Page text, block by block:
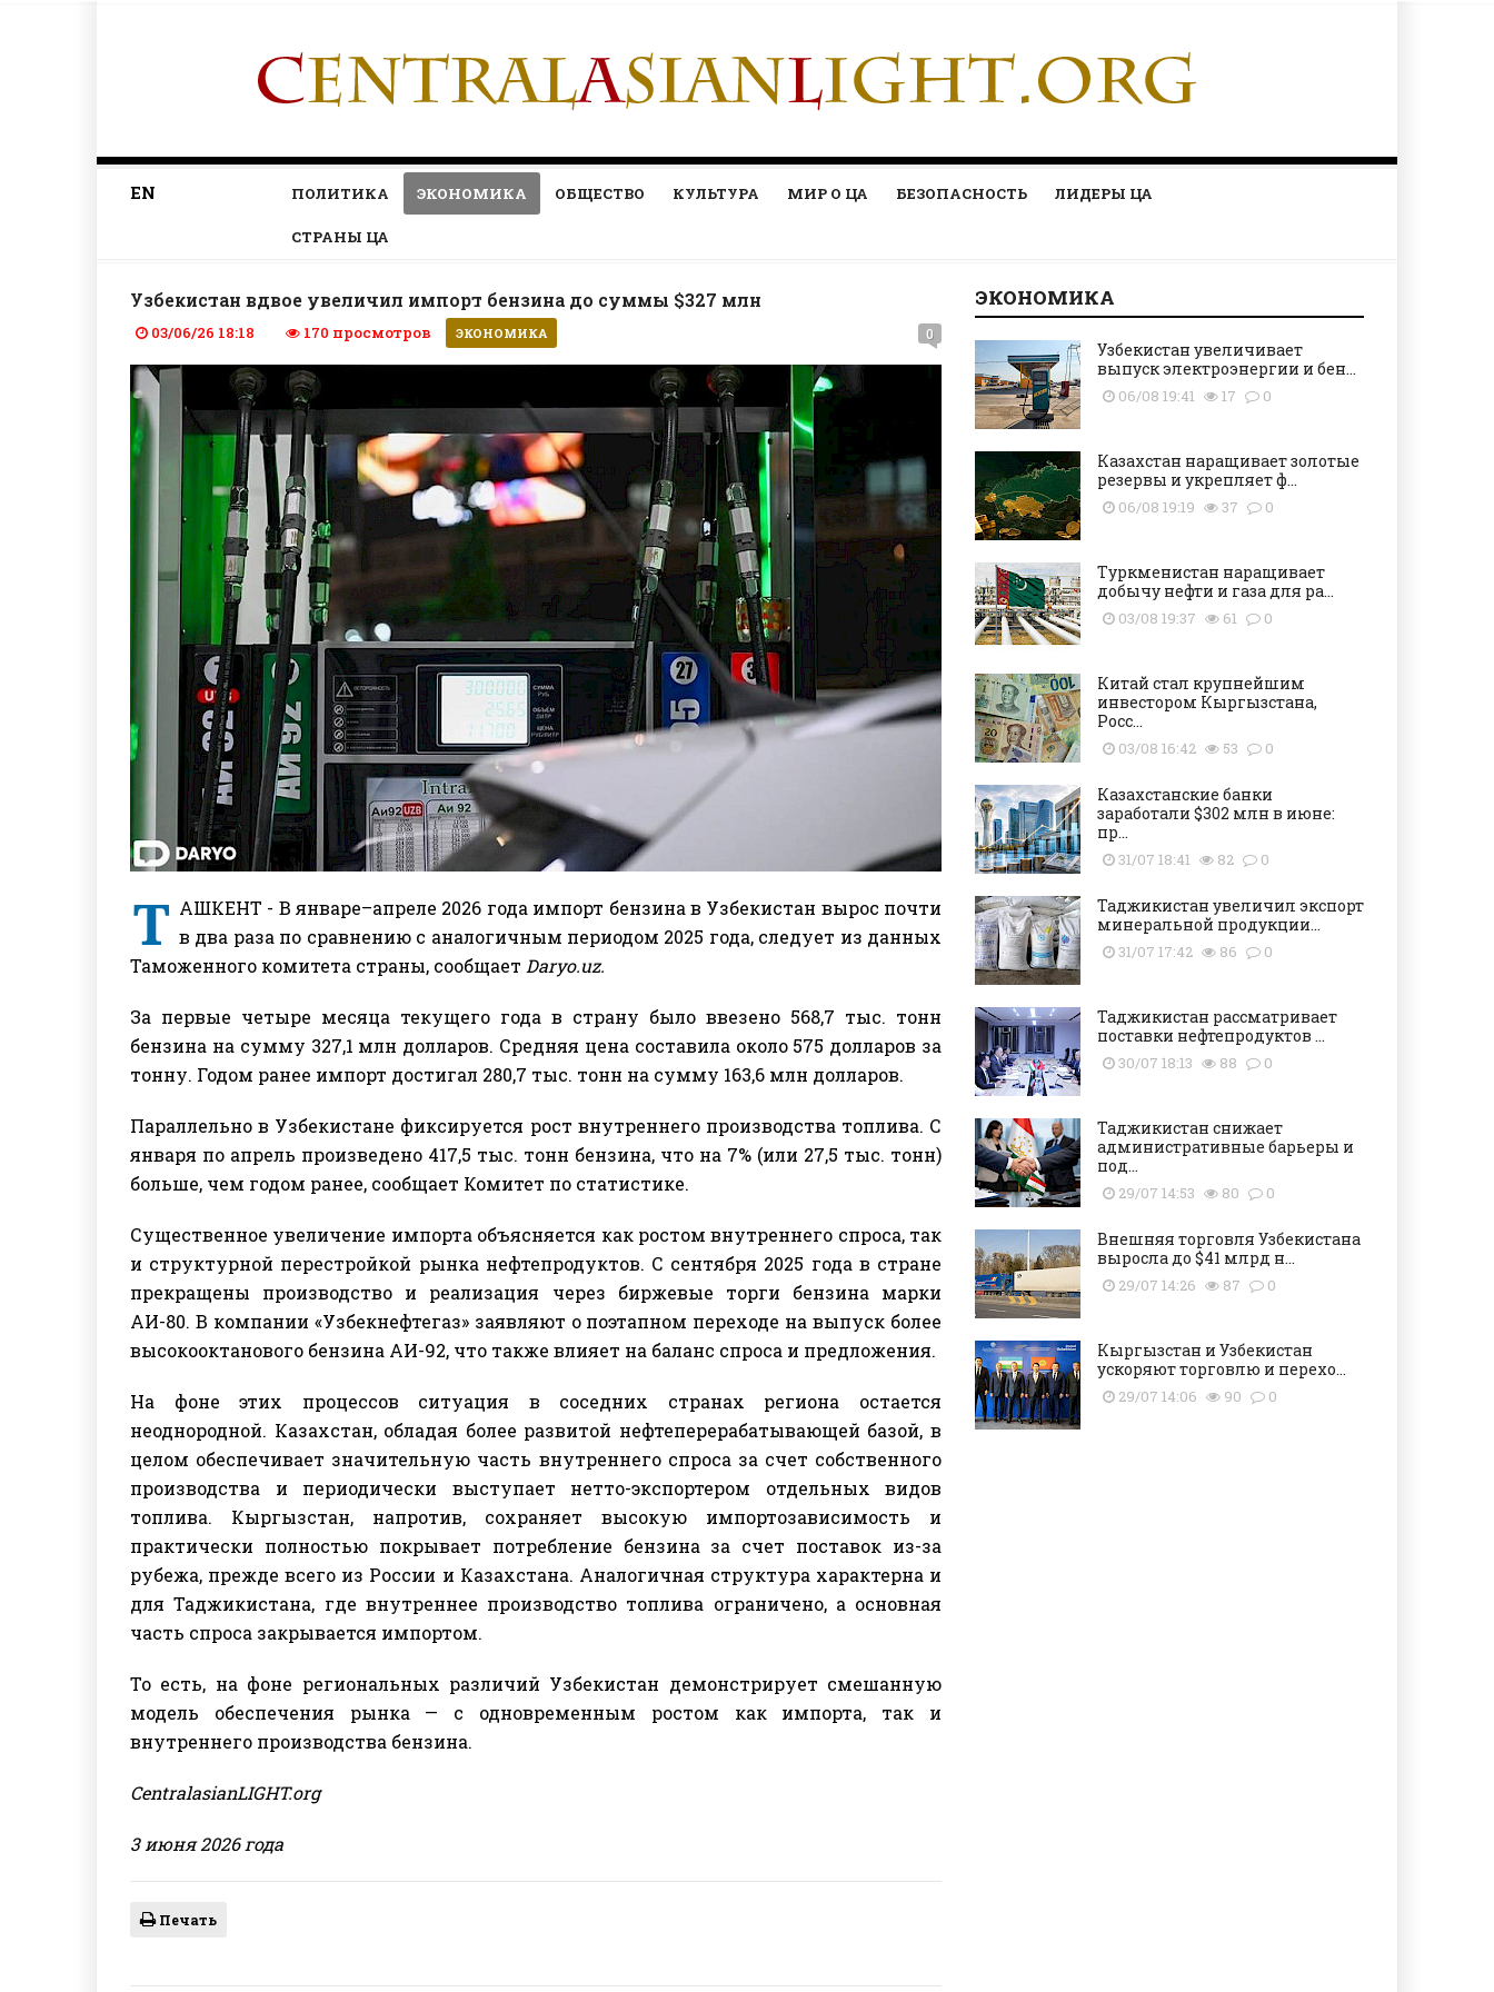
EN ПОЛИТИКА ЭКОНОМИКА ОБЩЕСТВО КУЛЬТУРА МИР О ЦА БЕЗОПАСНОСТЬ ЛИДЕРЫ ЦА
СТРАНЫ ЦА
Узбекистан вдвое увеличил импорт бензина до суммы $327 млн
03/06/26 18:18 170 просмотров ЭКОНОМИКА 0
Т АШКЕНТ - В январе–апреле 2026 года импорт бензина в Узбекистан вырос почти
в два раза по сравнению с аналогичным периодом 2025 года, следует из данных
Таможенного комитета страны, сообщает Daryo.uz.
За первые четыре месяца текущего года в страну было ввезено 568,7 тыс. тонн
бензина на сумму 327,1 млн долларов. Средняя цена составила около 575 долларов за
тонну. Годом ранее импорт достигал 280,7 тыс. тонн на сумму 163,6 млн долларов.
Параллельно в Узбекистане фиксируется рост внутреннего производства топлива. С
января по апрель произведено 417,5 тыс. тонн бензина, что на 7% (или 27,5 тыс. тонн)
больше, чем годом ранее, сообщает Комитет по статистике.
Существенное увеличение импорта объясняется как ростом внутреннего спроса, так
и структурной перестройкой рынка нефтепродуктов. С сентября 2025 года в стране
прекращены производство и реализация через биржевые торги бензина марки
АИ-80. В компании «Узбекнефтегаз» заявляют о поэтапном переходе на выпуск более
высокооктанового бензина АИ-92, что также влияет на баланс спроса и предложения.
На фоне этих процессов ситуация в соседних странах региона остается
неоднородной. Казахстан, обладая более развитой нефтеперерабатывающей базой, в
целом обеспечивает значительную часть внутреннего спроса за счет собственного
производства и периодически выступает нетто-экспортером отдельных видов
топлива. Кыргызстан, напротив, сохраняет высокую импортозависимость и
практически полностью покрывает потребление бензина за счет поставок из-за
рубежа, прежде всего из России и Казахстана. Аналогичная структура характерна и
для Таджикистана, где внутреннее производство топлива ограничено, а основная
часть спроса закрывается импортом.
То есть, на фоне региональных различий Узбекистан демонстрирует смешанную
модель обеспечения рынка — с одновременным ростом как импорта, так и
внутреннего производства бензина.
CentralasianLIGHT.org
3 июня 2026 года
Печать
ЭКОНОМИКА
Узбекистан увеличивает
выпуск электроэнергии и бен...
06/08 19:41 17 0
Казахстан наращивает золотые
резервы и укрепляет ф...
06/08 19:19 37 0
Туркменистан наращивает
добычу нефти и газа для ра...
03/08 19:37 61 0
Китай стал крупнейшим
инвестором Кыргызстана,
Росс...
03/08 16:42 53 0
Казахстанские банки
заработали $302 млн в июне:
пр...
31/07 18:41 82 0
Таджикистан увеличил экспорт
минеральной продукции...
31/07 17:42 86 0
Таджикистан рассматривает
поставки нефтепродуктов ...
30/07 18:13 88 0
Таджикистан снижает
административные барьеры и
под...
29/07 14:53 80 0
Внешняя торговля Узбекистана
выросла до $41 млрд н...
29/07 14:26 87 0
Кыргызстан и Узбекистан
ускоряют торговлю и перехо...
29/07 14:06 90 0